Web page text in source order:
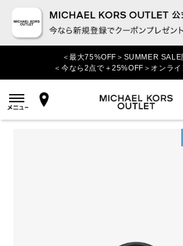
＜最大75%OFF＞SUMMER SALE
＜今なら2点で＋25%OFF＞オンラ